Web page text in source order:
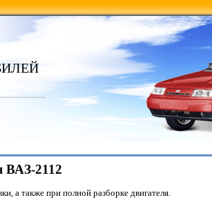
ВАЗ-2112
а также при полной разборке двигателя.